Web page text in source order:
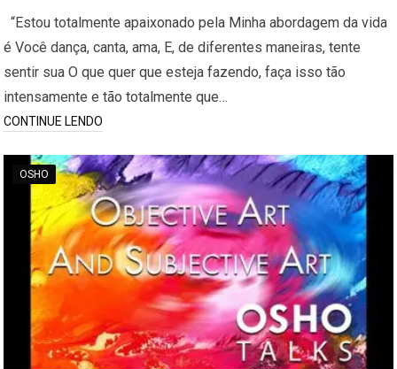
“Estou totalmente apaixonado pela Minha abordagem da vida
é Você dança, canta, ama, E, de diferentes maneiras, tente
sentir sua O que quer que esteja fazendo, faça isso tão
intensamente e tão totalmente que…
CONTINUE LENDO
OSHO